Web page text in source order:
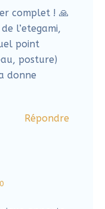
retrouver le